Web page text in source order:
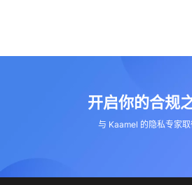
开启你的合规
与 Kaamel 的隐私专家取